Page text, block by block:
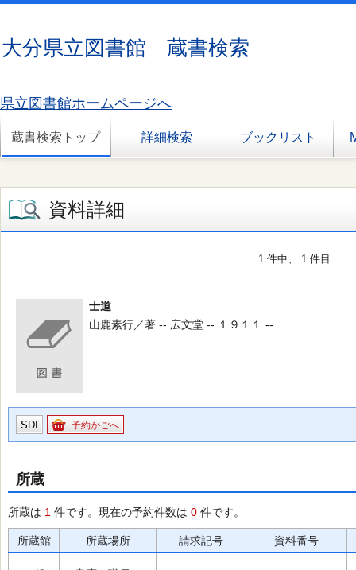
大分県立図書館 蔵書検索
県立図書館ホームページへ
蔵書検索トップ 詳細検索 ブックリスト
資料詳細
1 件中、 1 件目
士道
山鹿素行／著 -- 広文堂 -- １９１１ --
SDI 予約かごへ
所蔵
所蔵は 1 件です。現在の予約件数は 0 件です。
所蔵館 所蔵場所 請求記号 資料番号